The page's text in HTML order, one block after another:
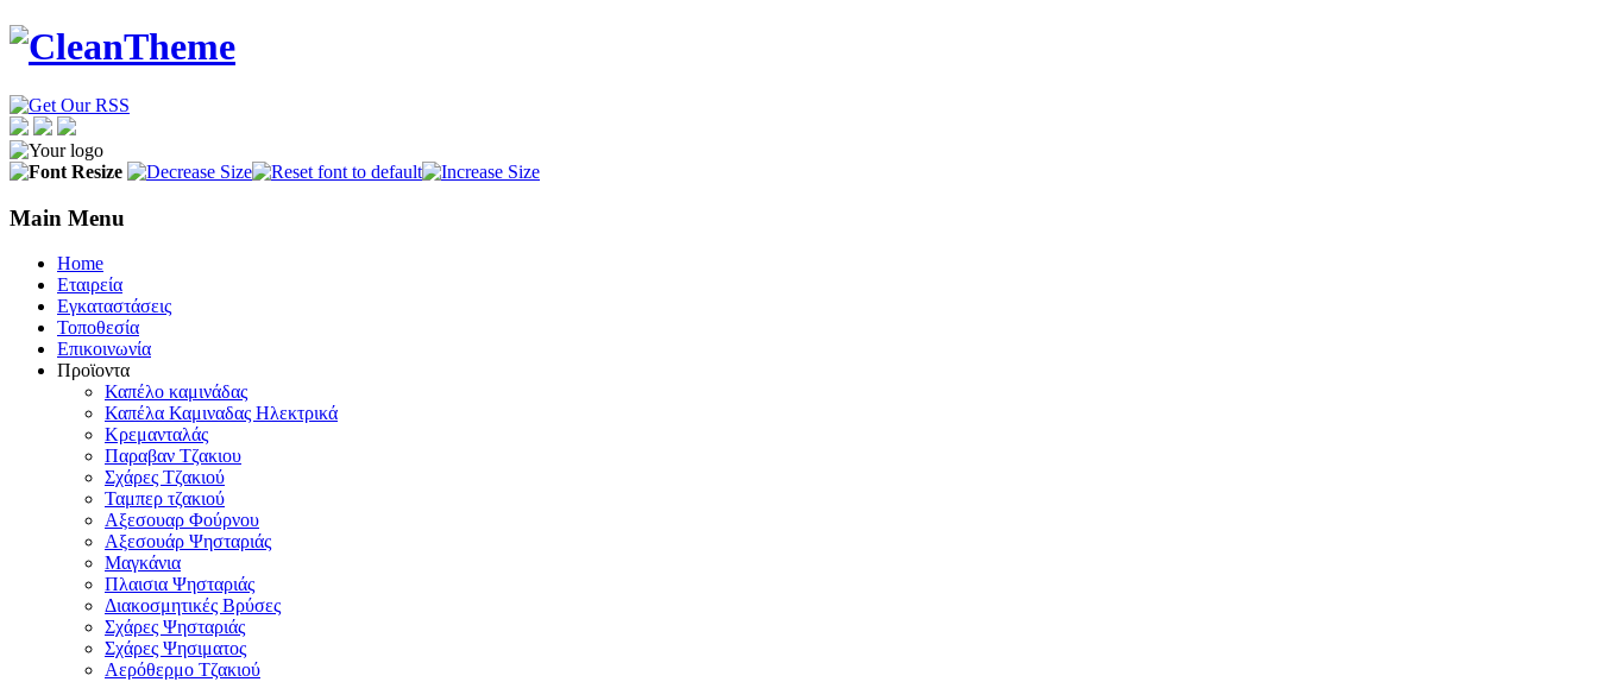
Main Menu
Home
Εταιρεία
Εγκαταστάσεις
Τοποθεσία
Eπικοινωνία
Προϊοντα
Καπέλo καμινάδας
Καπέλα Καμιναδας Ηλεκτρικά
Κρεμανταλάς
Παραβαν Τζακιου
Σχάρες Tζακιού
Ταμπερ τζακιού
Αξεσουαρ Φούρνου
Αξεσουάρ Ψησταριάς
Μαγκάνια
Πλαισια Ψησταριάς
Διακοσμητικές Βρύσες
Σχάρες Ψησταριάς
Σχάρες Ψησιματος
Αερόθερμο Τζακιού